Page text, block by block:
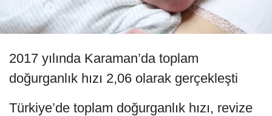
2017 yılında Karaman’da toplam
doğurganlık hızı 2,06 olarak gerçekleşti
Türkiye’de toplam doğurganlık hızı, revize